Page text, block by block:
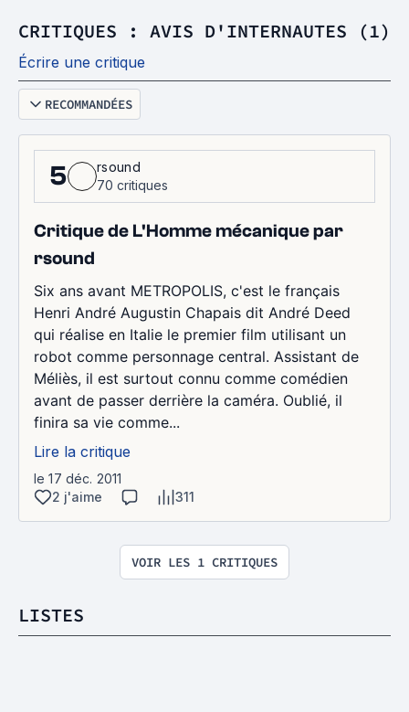
CRITIQUES : AVIS D'INTERNAUTES (1)
Écrire une critique
RECOMMANDÉES
5
rsound
70 critiques
Critique de L'Homme mécanique par
rsound
Six ans avant METROPOLIS, c'est le français
Henri André Augustin Chapais dit André Deed
qui réalise en Italie le premier film utilisant un
robot comme personnage central. Assistant de
Méliès, il est surtout connu comme comédien
avant de passer derrière la caméra. Oublié, il
finira sa vie comme...
Lire la critique
le 17 déc. 2011
2 j'aime
311
VOIR LES 1 CRITIQUES
LISTES